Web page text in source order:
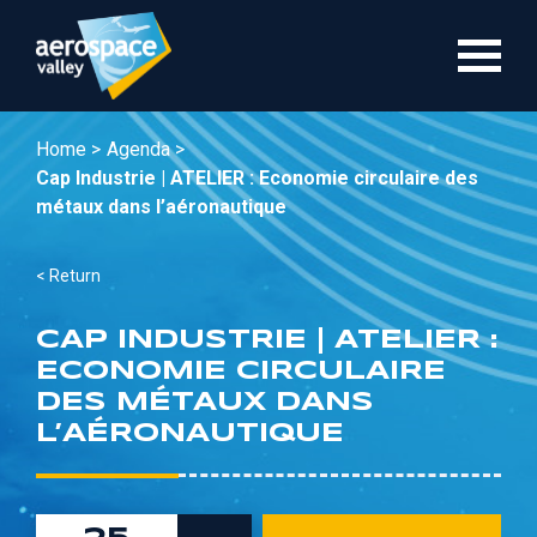
main
Home > Agenda >
Cap Industrie | ATELIER : Economie circulaire des
métaux dans l’aéronautique
< Return
CAP INDUSTRIE | ATELIER :
ECONOMIE CIRCULAIRE
DES MÉTAUX DANS
L’AÉRONAUTIQUE